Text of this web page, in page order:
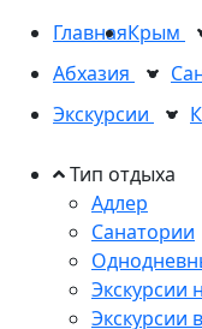
ГлавнаяКрым
Абхазия
Экскурсии
Тип отдыха
Адлер
Санатории
Экскурсии
Экскурсии